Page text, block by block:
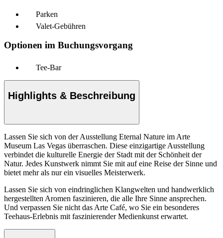
Parken
Valet-Gebühren
Optionen im Buchungsvorgang
Tee-Bar
Highlights & Beschreibung
Lassen Sie sich von der Ausstellung Eternal Nature im Arte
Museum Las Vegas überraschen. Diese einzigartige Ausstellung
verbindet die kulturelle Energie der Stadt mit der Schönheit der
Natur. Jedes Kunstwerk nimmt Sie mit auf eine Reise der Sinne und
bietet mehr als nur ein visuelles Meisterwerk.
Lassen Sie sich von eindringlichen Klangwelten und handwerklich
hergestellten Aromen faszinieren, die alle Ihre Sinne ansprechen.
Und verpassen Sie nicht das Arte Café, wo Sie ein besonderes
Teehaus-Erlebnis mit faszinierender Medienkunst erwartet.